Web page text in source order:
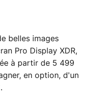
belles images
Pro Display XDR,
à partir de 5 499
en option, d'un